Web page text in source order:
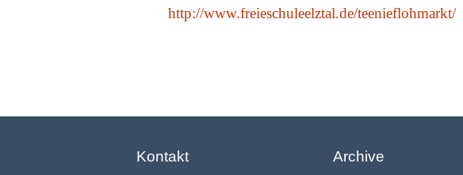
http://www.freieschuleelztal.de/teenieflohmarkt/
Kontakt Archive